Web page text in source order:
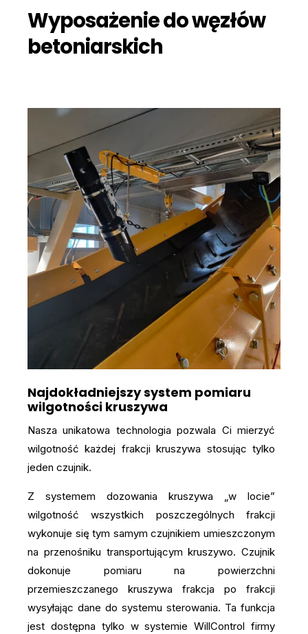
Wyposażenie do węzłów
betoniarskich
Najdokładniejszy system pomiaru
wilgotności kruszywa
Nasza unikatowa technologia pozwala Ci mierzyć
wilgotność każdej frakcji kruszywa stosując tylko
jeden czujnik.
Z systemem dozowania kruszywa „w locie”
wilgotność wszystkich poszczególnych frakcji
wykonuje się tym samym czujnikiem umieszczonym
na przenośniku transportującym kruszywo. Czujnik
dokonuje pomiaru na powierzchni
przemieszczanego kruszywa frakcja po frakcji
wysyłając dane do systemu sterowania. Ta funkcja
jest dostępna tylko w systemie WillControl firmy